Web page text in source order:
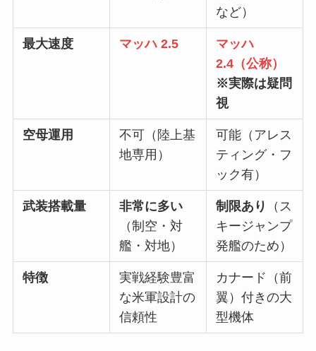
など）
最大速度 マッハ 2.5
マッハ
2.4（公称）
※実際は疑問
視
空母運用
不可（陸上基
地専用）
可能（アレス
ティング・フ
ック有）
武装搭載量
非常に多い
（制空・対
艦・対地）
制限あり
（ス
キージャンプ
発艦のため）
特徴
実戦経験豊富
な米軍設計の
信頼性
カナード（前
翼）付きの大
型機体